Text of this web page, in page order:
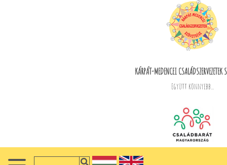
KÁRPÁT-MEDENCEI CSALÁDSZERVEZETEK
Együtt könnyebb...